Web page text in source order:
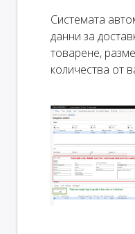
Системата
данни за
товарене,
количества от